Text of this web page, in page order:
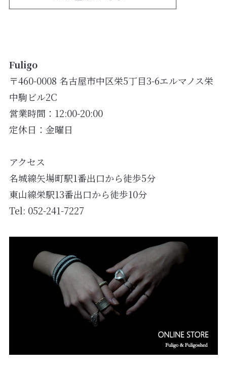
Fuligo
〒460-0008 名古屋市中区栄5丁目3-6エルマノス栄
中駒ビル2C
営業時間：12:00-20:00
定休日：金曜日
アクセス
名城線矢場町駅1番出口から徒歩5分
東山線栄駅13番出口から徒歩10分
Tel: 052-241-7227